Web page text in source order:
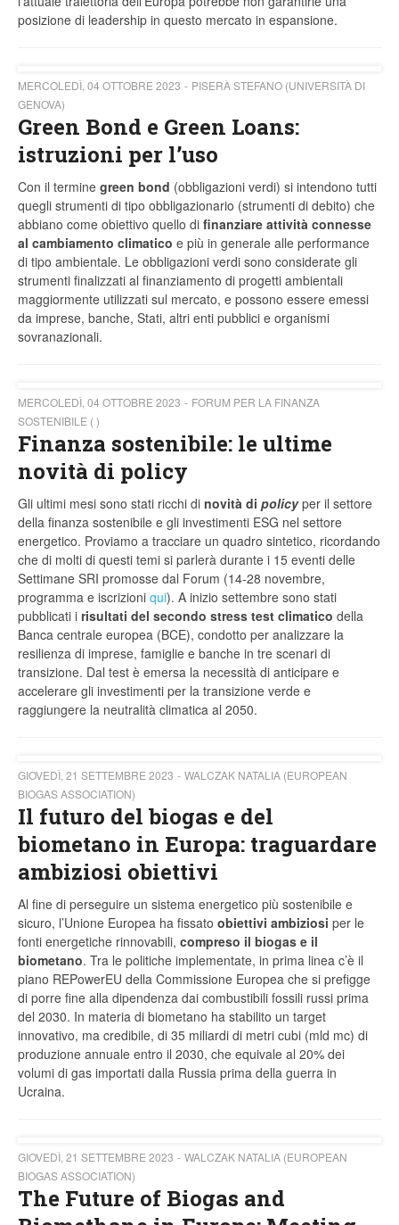
posizione di leadership in questo mercato in espansione.
MERCOLEDÌ, 04 OTTOBRE 2023
PISERÀ STEFANO (UNIVERSITÀ DI
GENOVA)
Green Bond e Green Loans:
istruzioni per l’uso
Con il termine green bond (obbligazioni verdi) si intendono tutti
quegli strumenti di tipo obbligazionario (strumenti di debito) che
abbiano come obiettivo quello di finanziare attività connesse
al cambiamento climatico e più in generale alle performance
di tipo ambientale. Le obbligazioni verdi sono considerate gli
strumenti finalizzati al finanziamento di progetti ambientali
maggiormente utilizzati sul mercato, e possono essere emessi
da imprese, banche, Stati, altri enti pubblici e organismi
sovranazionali.
MERCOLEDÌ, 04 OTTOBRE 2023
FORUM PER LA FINANZA
SOSTENIBILE ( )
Finanza sostenibile: le ultime
novità di policy
Gli ultimi mesi sono stati ricchi di novità di policy per il settore
della finanza sostenibile e gli investimenti ESG nel settore
energetico. Proviamo a tracciare un quadro sintetico, ricordando
che di molti di questi temi si parlerà durante i 15 eventi delle
Settimane SRI promosse dal Forum (14-28 novembre,
programma e iscrizioni qui). A inizio settembre sono stati
pubblicati i risultati del secondo stress test climatico della
Banca centrale europea (BCE), condotto per analizzare la
resilienza di imprese, famiglie e banche in tre scenari di
transizione. Dal test è emersa la necessità di anticipare e
accelerare gli investimenti per la transizione verde e
raggiungere la neutralità climatica al 2050.
GIOVEDÌ, 21 SETTEMBRE 2023
WALCZAK NATALIA (EUROPEAN
BIOGAS ASSOCIATION)
Il futuro del biogas e del
biometano in Europa: traguardare
ambiziosi obiettivi
Al fine di perseguire un sistema energetico più sostenibile e
sicuro, l’Unione Europea ha fissato obiettivi ambiziosi per le
fonti energetiche rinnovabili, compreso il biogas e il
biometano. Tra le politiche implementate, in prima linea c’è il
piano REPowerEU della Commissione Europea che si prefigge
di porre fine alla dipendenza dai combustibili fossili russi prima
del 2030. In materia di biometano ha stabilito un target
innovativo, ma credibile, di 35 miliardi di metri cubi (mld mc) di
produzione annuale entro il 2030, che equivale al 20% dei
volumi di gas importati dalla Russia prima della guerra in
Ucraina.
GIOVEDÌ, 21 SETTEMBRE 2023
WALCZAK NATALIA (EUROPEAN
BIOGAS ASSOCIATION)
The Future of Biogas and